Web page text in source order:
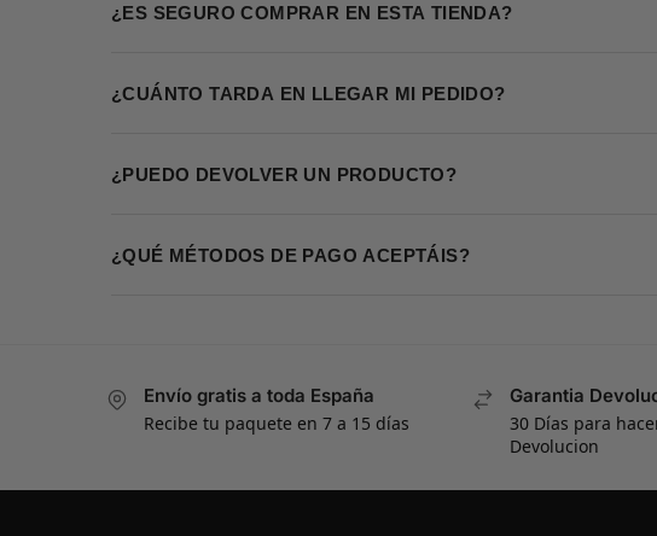
¿ES SEGURO COMPRAR EN ESTA TIENDA?
¿CUÁNTO TARDA EN LLEGAR MI PEDIDO?
¿PUEDO DEVOLVER UN PRODUCTO?
¿QUÉ MÉTODOS DE PAGO ACEPTÁIS?
Envío gratis a toda España
Recibe tu paquete en 7 a 15 días
Garantia
30 Días para
Devolucion